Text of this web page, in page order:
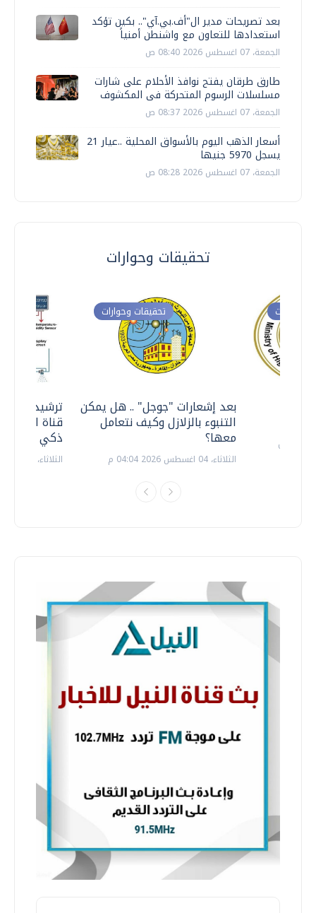
بعد تصريحات مدير ال"أف.بي.آي".. بكين تؤكد
استعدادها للتعاون مع واشنطن أمنياً
الجمعة، 07 اغسطس 2026 08:40 ص
طارق طرقان يفتح نوافذ الأحلام على شارات
مسلسلات الرسوم المتحركة فى المكشوف
الجمعة، 07 اغسطس 2026 08:37 ص
أسعار الذهب اليوم بالأسواق المحلية ..عيار 21
يسجل 5970 جنيها
الجمعة، 07 اغسطس 2026 08:28 ص
تحقيقات وحوارات
ترشيدا
قناة
ذكي
الثلاثاء، 14 يوليو 2026 06:11 م
تحقيقات وحوارات
بعد إشعارات "جوجل" .. هل يمكن
التنبوء بالزلازل وكيف نتعامل
معها؟
الثلاثاء، 04 اغسطس 2026 04:04 م
وحوارات